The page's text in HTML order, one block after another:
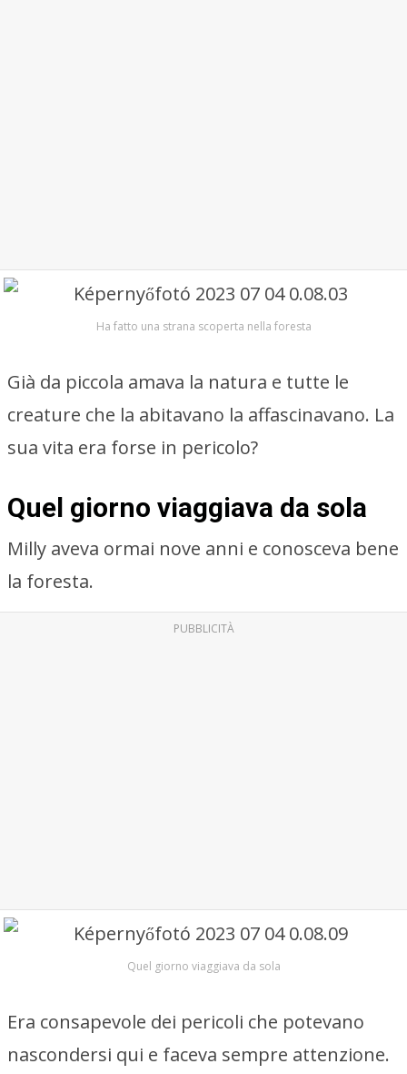
Ha fatto una strana scoperta nella foresta
Già da piccola amava la natura e tutte le
creature che la abitavano la affascinavano. La
sua vita era forse in pericolo?
Quel giorno viaggiava da sola
Milly aveva ormai nove anni e conosceva bene
la foresta.
PUBBLICITÀ
Quel giorno viaggiava da sola
Era consapevole dei pericoli che potevano
nascondersi qui e faceva sempre attenzione.